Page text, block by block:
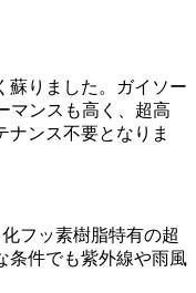
蘇りました。ガイソー
マンスも高く、超高
ナンス不要となりま
フッ素樹脂特有の超
条件でも紫外線や雨風